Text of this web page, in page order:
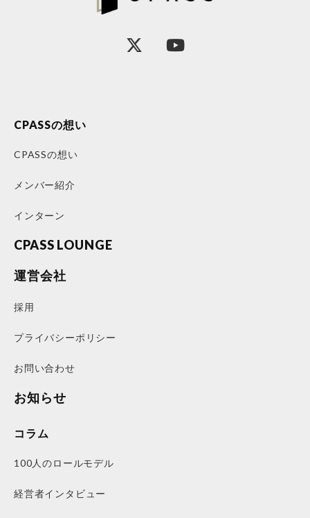
CPASSの想い
CPASSの想い
メンバー紹介
インターン
CPASS LOUNGE
運営会社
採用
プライバシーポリシー
お問い合わせ
お知らせ
コラム
100人のロールモデル
経営者インタビュー